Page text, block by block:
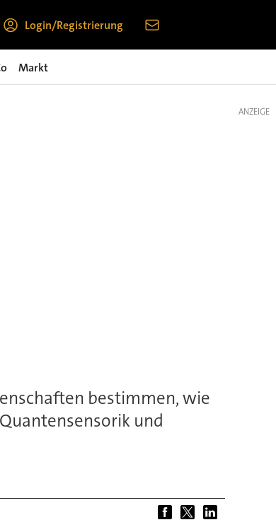
Login/Registrierung
Markt
bestimmen, wie
und
ANZEIGE